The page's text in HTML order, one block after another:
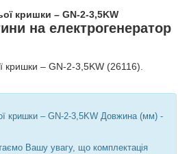
кришки – GN-2-3,5KW
на електрогенератор
кришки – GN-2-3,5KW (26116).
кришки – GN-2-3,5KW Довжина (мм) -
Вашу увагу, що комплектація